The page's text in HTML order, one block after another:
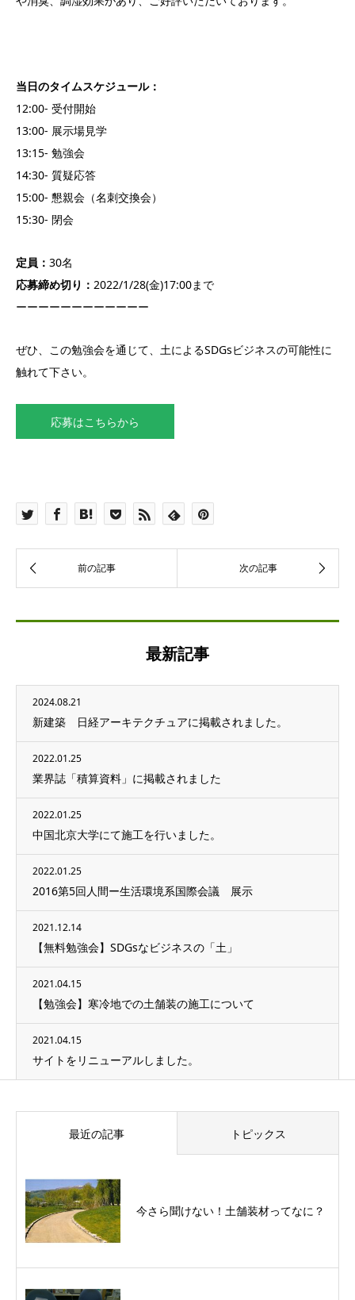
当日のタイムスケジュール：
12:00- 受付開始
13:00- 展示場見学
13:15- 勉強会
14:30- 質疑応答
15:00- 懇親会（名刺交換会）
15:30- 閉会
定員： 30名
応募締め切り： 2022/1/28(金)17:00まで
ーーーーーーーーーーーー
ぜひ、この勉強会を通じて、土によるSDGsビジネスの可能性に
触れて下さい。
応募はこちらから
最新記事
2024.08.21
新建築 日経アーキテクチュアに掲載されました。
2022.01.25
業界誌「積算資料」に掲載されました
2022.01.25
中国北京大学にて施工を行いました。
2022.01.25
2016第5回人間ー生活環境系国際会議 展示
2021.12.14
【無料勉強会】SDGsなビジネスの「土」
2021.04.15
【勉強会】寒冷地での土舗装の施工について
2021.04.15
サイトをリニューアルしました。
最近の記事 トピックス
今さら聞けない！土舗装材ってなに？